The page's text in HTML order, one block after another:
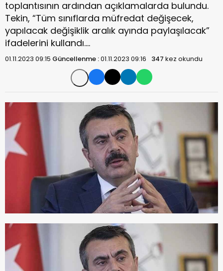
toplantısının ardından açıklamalarda bulundu.
Tekin, “Tüm sınıflarda müfredat değişecek,
yapılacak değişiklik aralık ayında paylaşılacak”
ifadelerini kullandı….
01.11.2023 09:15 Güncellenme :01.11.2023 09:16 347 kez okundu